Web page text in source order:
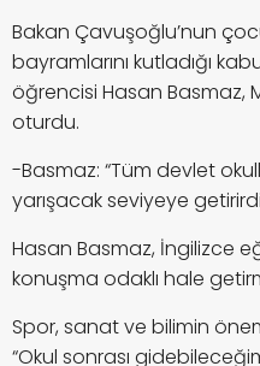
Bakan Çavuşoğlu’nun
bayramlarını kutladığı
öğrencisi Hasan Basmaz,
oturdu.
-Basmaz: “Tüm devlet
yarışacak seviyeye
Hasan Basmaz, İngilizce
konuşma odaklı hale
Spor, sanat ve bilimin
“Okul sonrası